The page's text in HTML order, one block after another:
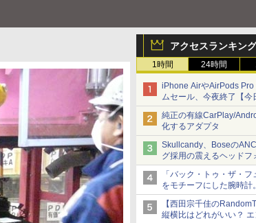
アクセスランキング
1時間 24時間
iPhone AirやAirPods Pro
ムセール、今夜終了【今
品】
純正の有線CarPlay/
化するアダプタ
Skullcandy、Boseの
グ採用の震えるヘッド
ANC」
「バック・トゥ・ザ・
をモチーフにした腕時計
【西田宗千佳の
縦横比はどれがいい？